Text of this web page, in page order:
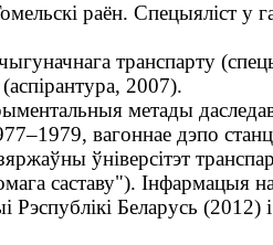
раён. Спецыяліст у
транспарту
2007).
метады
вагоннае дэпо
ўніверсітэт
саставу"). Інфармацыя
Рэспублікі Беларусь (2012)